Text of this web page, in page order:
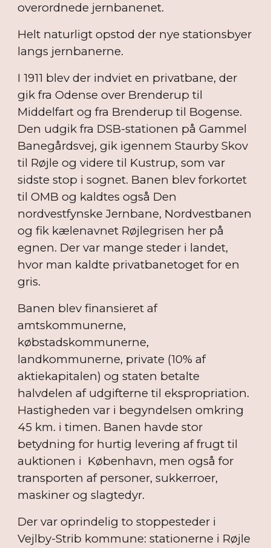
overordnede jernbanenet.
Helt naturligt opstod der nye stationsbyer
langs jernbanerne.
I 1911 blev der indviet en privatbane, der
gik fra Odense over Brenderup til
Middelfart og fra Brenderup til Bogense.
Den udgik fra DSB-stationen på Gammel
Banegårdsvej, gik igennem Staurby Skov
til Røjle og videre til Kustrup, som var
sidste stop i sognet. Banen blev forkortet
til OMB og kaldtes også Den
nordvestfynske Jernbane, Nordvestbanen
og fik kælenavnet Røjlegrisen her på
egnen. Der var mange steder i landet,
hvor man kaldte privatbanetoget for en
gris.
Banen blev finansieret af
amtskommunerne,
købstadskommunerne,
landkommunerne, private (10% af
aktiekapitalen) og staten betalte
halvdelen af udgifterne til ekspropriation.
Hastigheden var i begyndelsen omkring
45 km. i timen. Banen havde stor
betydning for hurtig levering af frugt til
auktionen i København, men også for
transporten af personer, sukkerroer,
maskiner og slagtedyr.
Der var oprindelig to stoppesteder i
Vejlby-Strib kommune: stationerne i Røjle